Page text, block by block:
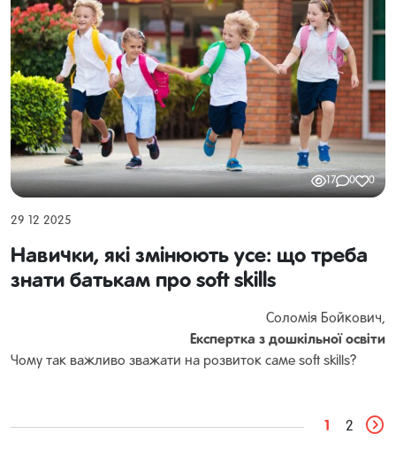
17 0 0
29 12 2025
Навички, які змінюють усе: що треба
знати батькам про soft skills
Соломія Бойкович,
Експертка з дошкільної освіти
Чому так важливо зважати на розвиток саме soft skills?
адаптуватися до змін, вирішувати проблеми та досягати
1 2